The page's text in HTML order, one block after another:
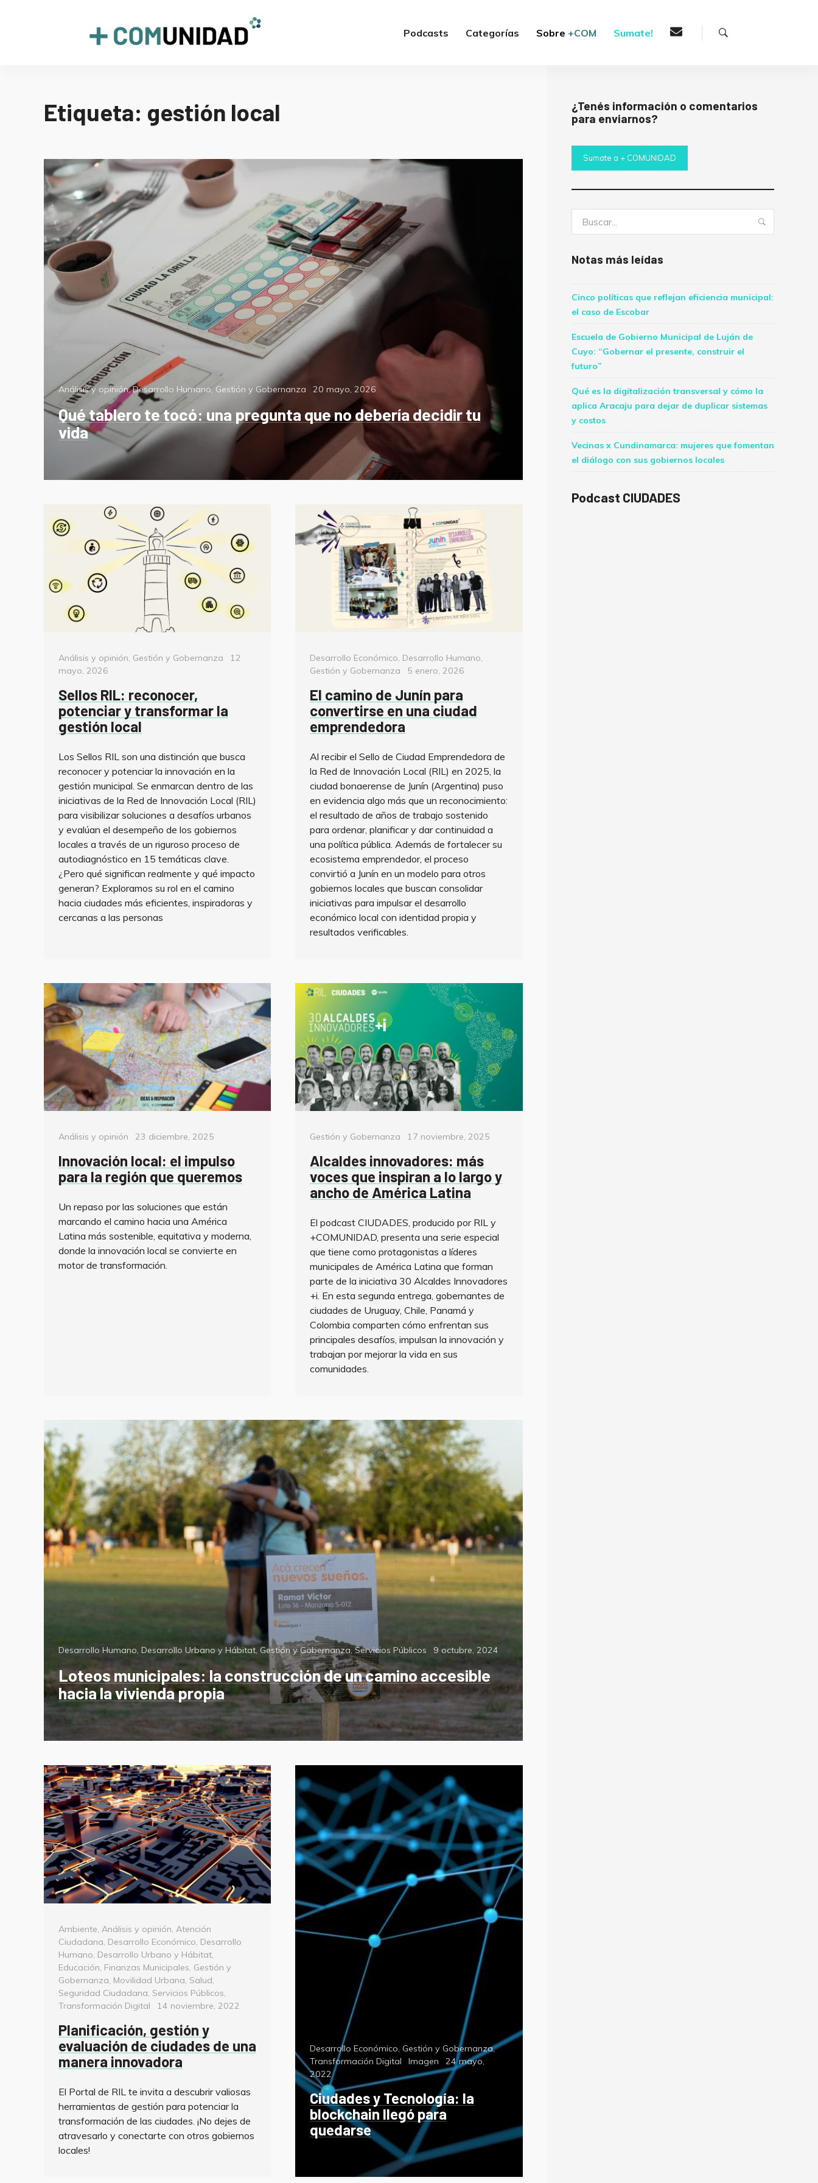
+COMUNIDAD Podcasts Categorías Sobre+COM Sumate!
Etiqueta: gestión local
Categorías
Análisis y opinión,Desarrollo Humano, Gestión y Gobernanza
Posted
20 mayo, 2026
Qué tablero te tocó: una pregunta que no debería decidir tu
vida
Categorías
Análisis y opinión, Gestión y Gobernanza
Posted
12
mayo, 2026
Sellos RIL: reconocer,
potenciar y transformar la
gestión local
Los Sellos RIL son una distinción que busca
reconocer y potenciar la innovación en la
gestión municipal. Se enmarcan dentro de las
iniciativas de la Red de Innovación Local (RIL)
para visibilizar soluciones a desafíos urbanos
y evalúan el desempeño de los gobiernos
locales a través de un riguroso proceso de
autodiagnóstico en 15 temáticas clave.
¿Pero qué significan realmente y qué impacto
generan? Exploramos su rol en el camino
hacia ciudades más eficientes, inspiradoras y
cercanas a las personas
Categorías
Desarrollo Económico, Desarrollo Humano,
Gestión y Gobernanza
Posted
5 enero, 2026
El camino de Junín para
convertirse en una ciudad
emprendedora
Al recibir el Sello de Ciudad Emprendedora de
la Red de Innovación Local (RIL) en 2025, la
ciudad bonaerense de Junín (Argentina) puso
en evidencia algo más que un reconocimiento:
el resultado de años de trabajo sostenido
para ordenar, planificar y dar continuidad a
una política pública. Además de fortalecer su
ecosistema emprendedor, el proceso
convirtió a Junín en un modelo para otros
gobiernos locales que buscan consolidar
iniciativas para impulsar el desarrollo
económico local con identidad propia y
resultados verificables.
Categorías
Análisis y opinión
Posted
23 diciembre, 2025
Innovación local: el impulso
para la región que queremos
Un repaso por las soluciones que están
marcando el camino hacia una América
Latina más sostenible, equitativa y moderna,
donde la innovación local se convierte en
motor de transformación.
Categorías
Gestión y Gobernanza
Posted
17 noviembre, 2025
Alcaldes innovadores: más
voces que inspiran a lo largo y
ancho de América Latina
El podcast CIUDADES, producido por RIL y
+COMUNIDAD, presenta una serie especial
que tiene como protagonistas a líderes
municipales de América Latina que forman
parte de la iniciativa 30 Alcaldes Innovadores
+i. En esta segunda entrega, gobernantes de
ciudades de Uruguay, Chile, Panamá y
Colombia comparten cómo enfrentan sus
principales desafíos, impulsan la innovación y
trabajan por mejorar la vida en sus
comunidades.
Categorías
Desarrollo Humano,Desarrollo Urbano y Hábitat,Gestión y Gobernanza,Servicios Públicos
Posted
9 octubre, 2024
Loteos municipales: la construcción de un camino accesible
hacia la vivienda propia
Categorías
Ambiente,Análisis y opinión,Atención
Ciudadana, Desarrollo Económico, Desarrollo
Humano, Desarrollo Urbano y Hábitat,
Educación, Finanzas Municipales, Gestión y
Gobernanza, Movilidad Urbana, Salud,
Seguridad Ciudadana, Servicios Públicos,
Transformación Digital
Posted
14 noviembre, 2022
Planificación, gestión y
evaluación de ciudades de una
manera innovadora
El Portal de RIL te invita a descubrir valiosas
herramientas de gestión para potenciar la
transformación de las ciudades. ¡No dejes de
atravesarlo y conectarte con otros gobiernos
locales!
Categorías
Desarrollo Económico,Gestión y Gobernanza,
Transformación Digital
Format
Imagen
Posted
on
24 mayo,
2022
Ciudades y Tecnología: la
blockchain llegó para
quedarse
¿Tenés información o comentarios
para enviarnos?
Sumate a + COMUNIDAD
Notas más leídas
Cinco políticas que reflejan eficiencia municipal:
el caso de Escobar
Escuela de Gobierno Municipal de Luján de
Cuyo: “Gobernar el presente, construir el
futuro”
Qué es la digitalización transversal y cómo la
aplica Aracaju para dejar de duplicar sistemas
y costos
Vecinas x Cundinamarca: mujeres que fomentan
el diálogo con sus gobiernos locales
Podcast CIUDADES